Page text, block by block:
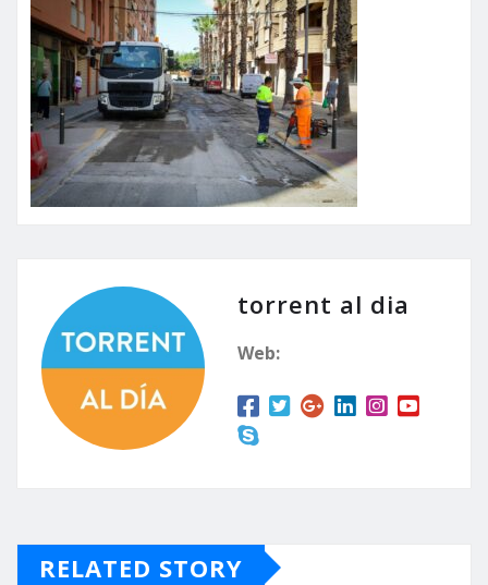
torrent al dia
Web:
RELATED STORY